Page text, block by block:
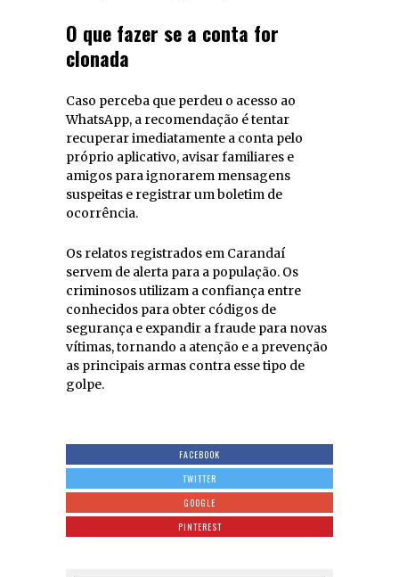
O que fazer se a conta for
clonada
Caso perceba que perdeu o acesso ao
WhatsApp, a recomendação é tentar
recuperar imediatamente a conta pelo
próprio aplicativo, avisar familiares e
amigos para ignorarem mensagens
suspeitas e registrar um boletim de
ocorrência.
Os relatos registrados em Carandaí
servem de alerta para a população. Os
criminosos utilizam a confiança entre
conhecidos para obter códigos de
segurança e expandir a fraude para novas
vítimas, tornando a atenção e a prevenção
as principais armas contra esse tipo de
golpe.
FACEBOOK
TWITTER
GOOGLE
PINTEREST